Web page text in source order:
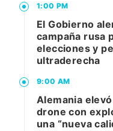
1:00 PM
El Gobierno
campaña rusa
elecciones y
ultraderecha
9:00 AM
Alemania
drone con
una “nueva